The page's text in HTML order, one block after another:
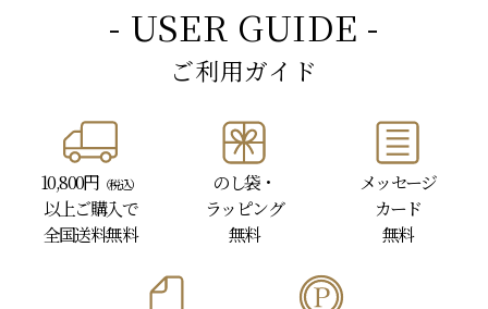
- USER GUIDE -
ご利用ガイド
10,800円 （税込）
以上ご購入で
全国送料無料
のし袋・
ラッピング
無料
メッセージ
カード
無料